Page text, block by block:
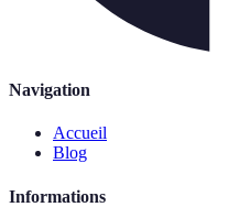
Navigation
Accueil
Blog
Informations